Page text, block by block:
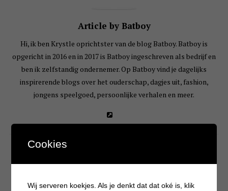
Article by Batboy
Hi, ik ben Krystle oprichtster van de blog Batboy. Batboy is
opgericht in 2016 en in 2017 is Batboy ingeschreven als bedrijf en
ben ik zelfstandig ondernemer. Op Batboy vind je dagelijks
inspirerende blogs over het ouderschap, dagjes uit, fashion,
jongens speelgoed, persoonlijke verhalen en meer.
Cookies
Wij serveren koekjes. Als je denkt dat dat oké is, klik